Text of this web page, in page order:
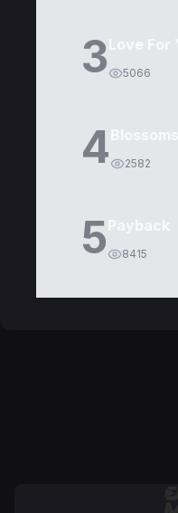
3 5066
4 2582
5 8415